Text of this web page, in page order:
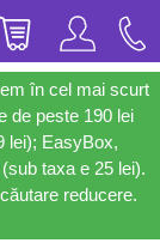
în cel mai scurt
de peste 190 lei
lei); EasyBox,
taxa e 25 lei).
reducere.